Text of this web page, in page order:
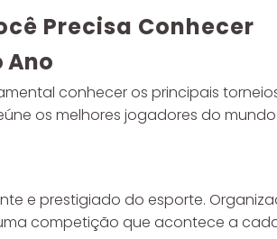
Precisa Conhecer
Ano
conhecer os principais
os melhores jogadores do
e prestigiado do esporte.
competição que acontece a